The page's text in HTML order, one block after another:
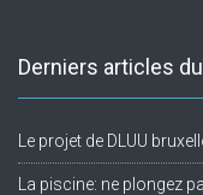
Derniers articles
Le projet de DLUU
La piscine: ne plongez